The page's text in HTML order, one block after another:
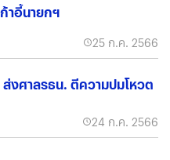
าอี้นายกฯ
25 ก.ค. 2566
งศาลรธน. ตีความปมโหวต
24 ก.ค. 2566